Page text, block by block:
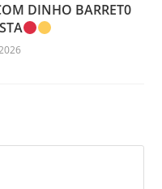
DINHO BARRET0